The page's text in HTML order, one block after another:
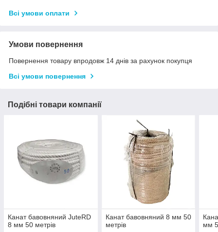
Всі умови оплати
Умови повернення
Повернення товару впродовж 14 днів за рахунок покупця
Всі умови повернення
Подібні товари компанії
Канат бавовняний JuteRD
8 мм 50 метрів
Канат бавовняний 8 мм 50
метрів
мм